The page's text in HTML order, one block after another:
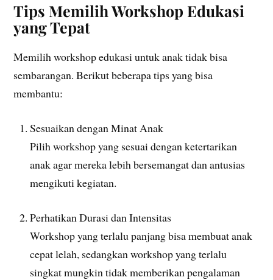
Tips Memilih Workshop Edukasi
yang Tepat
Memilih workshop edukasi untuk anak tidak bisa
sembarangan. Berikut beberapa tips yang bisa
membantu:
Sesuaikan dengan Minat Anak
Pilih workshop yang sesuai dengan ketertarikan
anak agar mereka lebih bersemangat dan antusias
mengikuti kegiatan.
Perhatikan Durasi dan Intensitas
Workshop yang terlalu panjang bisa membuat anak
cepat lelah, sedangkan workshop yang terlalu
singkat mungkin tidak memberikan pengalaman